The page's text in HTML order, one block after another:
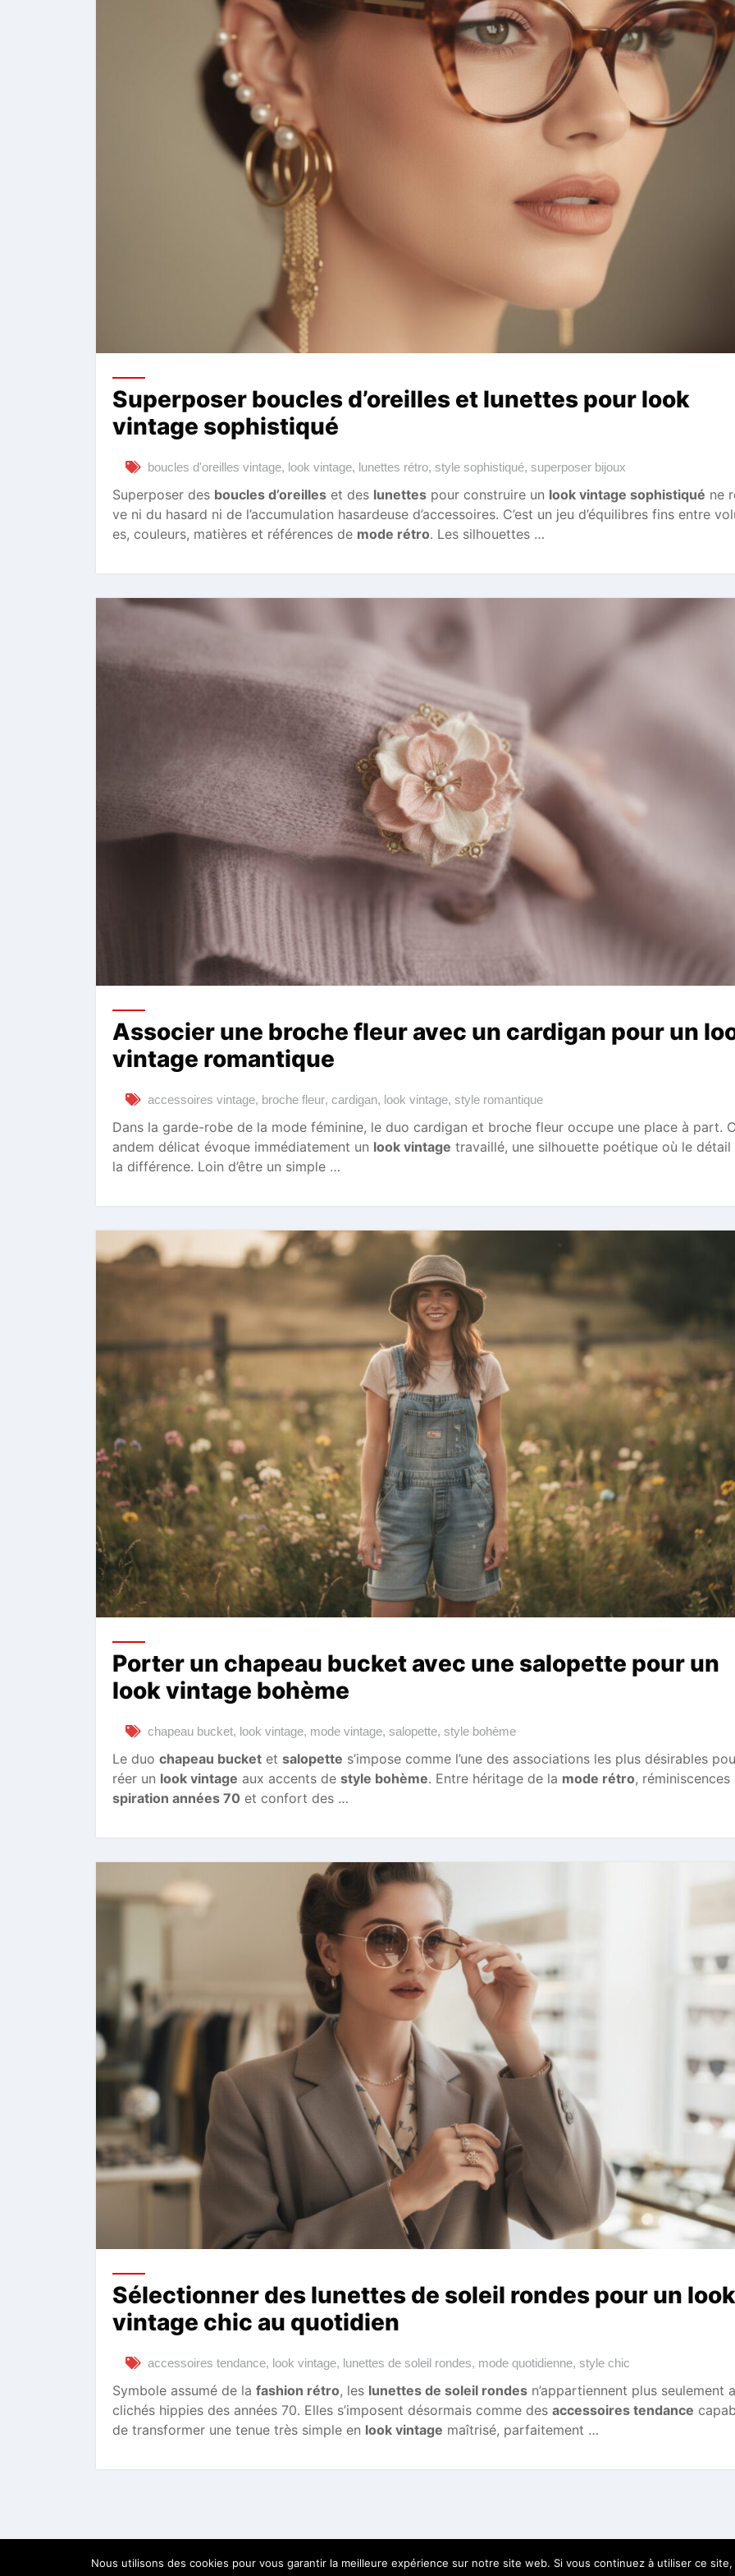
Superposer boucles d’oreilles et lunettes pour look
vintage sophistiqué
boucles d'oreilles vintage, look vintage, lunettes rétro, style sophistiqué, superposer bijoux
Superposer des boucles d’oreilles et des lunettes pour construire un look vintage sophistiqué ne
ve ni du hasard ni de l’accumulation hasardeuse d’accessoires. C’est un jeu d’équilibres fins entre
es, couleurs, matières et références de mode rétro. Les silhouettes …
Associer une broche fleur avec un cardigan pour un
vintage romantique
accessoires vintage, broche fleur, cardigan, look vintage, style romantique
Dans la garde-robe de la mode féminine, le duo cardigan et broche fleur occupe une place à part.
andem délicat évoque immédiatement un look vintage travaillé, une silhouette poétique où le
la différence. Loin d’être un simple …
Porter un chapeau bucket avec une salopette pour un
look vintage bohème
chapeau bucket, look vintage, mode vintage, salopette, style bohème
Le duo chapeau bucket et salopette s’impose comme l’une des associations les plus désirables
réer un look vintage aux accents de style bohème. Entre héritage de la mode rétro, réminiscences
spiration années 70 et confort des …
Sélectionner des lunettes de soleil rondes pour un look
vintage chic au quotidien
accessoires tendance, look vintage, lunettes de soleil rondes, mode quotidienne, style chic
Symbole assumé de la fashion rétro, les lunettes de soleil rondes n’appartiennent plus seulement
clichés hippies des années 70. Elles s’imposent désormais comme des accessoires tendance
de transformer une tenue très simple en look vintage maîtrisé, parfaitement …
Nous utilisons des cookies pour vous garantir la meilleure expérience sur notre site web. Si vous continuez à utiliser ce